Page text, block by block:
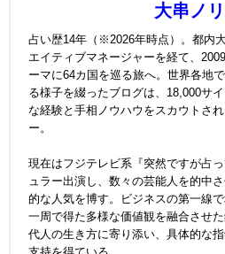
大串ノ
占い歴14年（※2026年時点）。都内
エイティブマネージャーを経て、
ーマに64カ国を巡る旅へ。世界各地
る様子を綴ったブログは、18,000サ
な経験と手相ノウハウをスカウトさ
ー。
現在はフジテレビ系『突然ですが占
ュラー出演し、数々の芸能人を的中
的な人気を博す。ビジネスの第一線
一周で得た多様な価値観を融合させ
代人の生き方に寄り添い、具体的な
支持を得ている。